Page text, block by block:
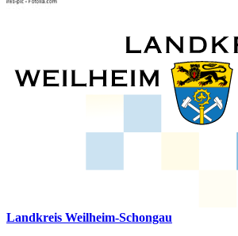
Landkreis Weilheim-Schongau